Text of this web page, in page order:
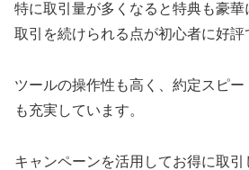
特に取引量が多くなると特典も豪
取引を続けられる点が初心者に好評
ツールの操作性も高く、約定スピ
も充実しています。
キャンペーンを活用してお得に取